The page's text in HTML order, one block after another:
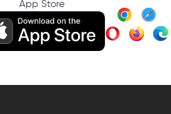
App Store